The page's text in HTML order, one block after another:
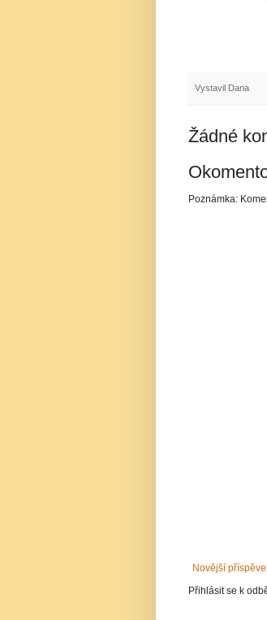
Vystavil Dana
Žádné
Poznámka:
Novější
Přihlásit se k